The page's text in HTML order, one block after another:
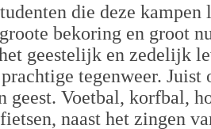
die deze
bekoring en groot
geestelijk en zedelijk
tegenweer.
geest. Voetbal, korfbal,
naast het zingen